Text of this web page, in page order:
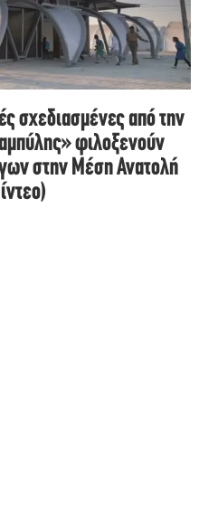
σχεδιασμένες από την
φιλοξενούν
στην Μέση Ανατολή